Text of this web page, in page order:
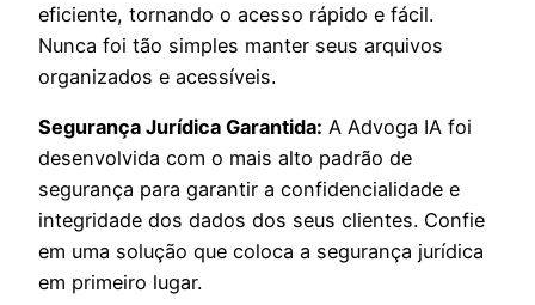
eficiente, tornando o acesso rápido e fácil.
Nunca foi tão simples manter seus arquivos
organizados e acessíveis.
Segurança Jurídica Garantida: A Advoga IA foi
desenvolvida com o mais alto padrão de
segurança para garantir a confidencialidade e
integridade dos dados dos seus clientes. Confie
em uma solução que coloca a segurança jurídica
em primeiro lugar.